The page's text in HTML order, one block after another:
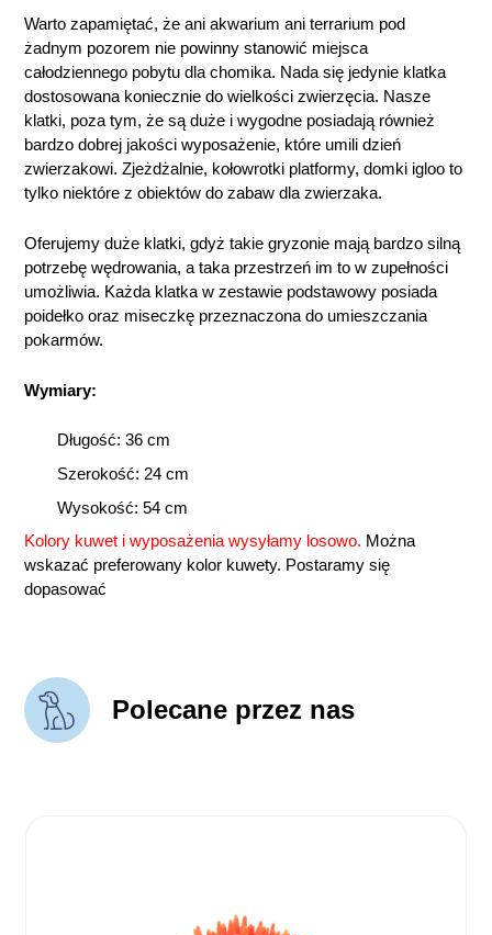
Warto zapamiętać, że ani akwarium ani terrarium pod
żadnym pozorem nie powinny stanowić miejsca
całodziennego pobytu dla chomika. Nada się jedynie klatka
dostosowana koniecznie do wielkości zwierzęcia. Nasze
klatki, poza tym, że są duże i wygodne posiadają również
bardzo dobrej jakości wyposażenie, które umili dzień
zwierzakowi. Zjeżdżalnie, kołowrotki platformy, domki igloo to
tylko niektóre z obiektów do zabaw dla zwierzaka.
Oferujemy duże klatki, gdyż takie gryzonie mają bardzo silną
potrzebę wędrowania, a taka przestrzeń im to w zupełności
umożliwia. Każda klatka w zestawie podstawowy posiada
poidełko oraz miseczkę przeznaczona do umieszczania
pokarmów.
Wymiary:
Długość: 36 cm
Szerokość: 24 cm
Wysokość: 54 cm
Kolory kuwet i wyposażenia wysyłamy losowo. Można
wskazać preferowany kolor kuwety. Postaramy się
dopasować
Polecane przez nas